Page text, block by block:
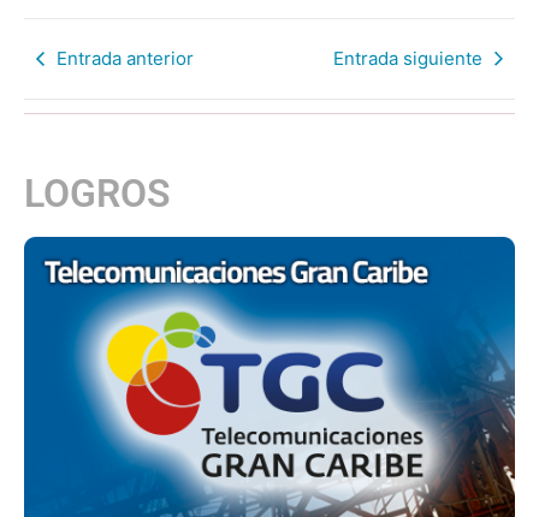
Entrada anterior Entrada siguiente
LOGROS